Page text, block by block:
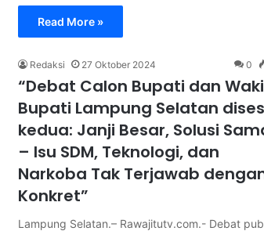
Read More »
Redaksi 27 Oktober 2024 0
“Debat Calon Bupati dan
Bupati Lampung Selatan
kedua: Janji Besar, Solusi
– Isu SDM, Teknologi, dan
Narkoba Tak Terjawab
Konkret”
Lampung Selatan.– Rawajitutv.com.- Debat